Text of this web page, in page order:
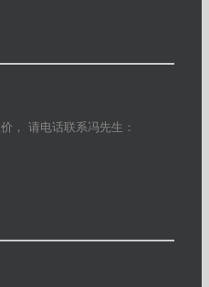
， 请电话联系冯先生：